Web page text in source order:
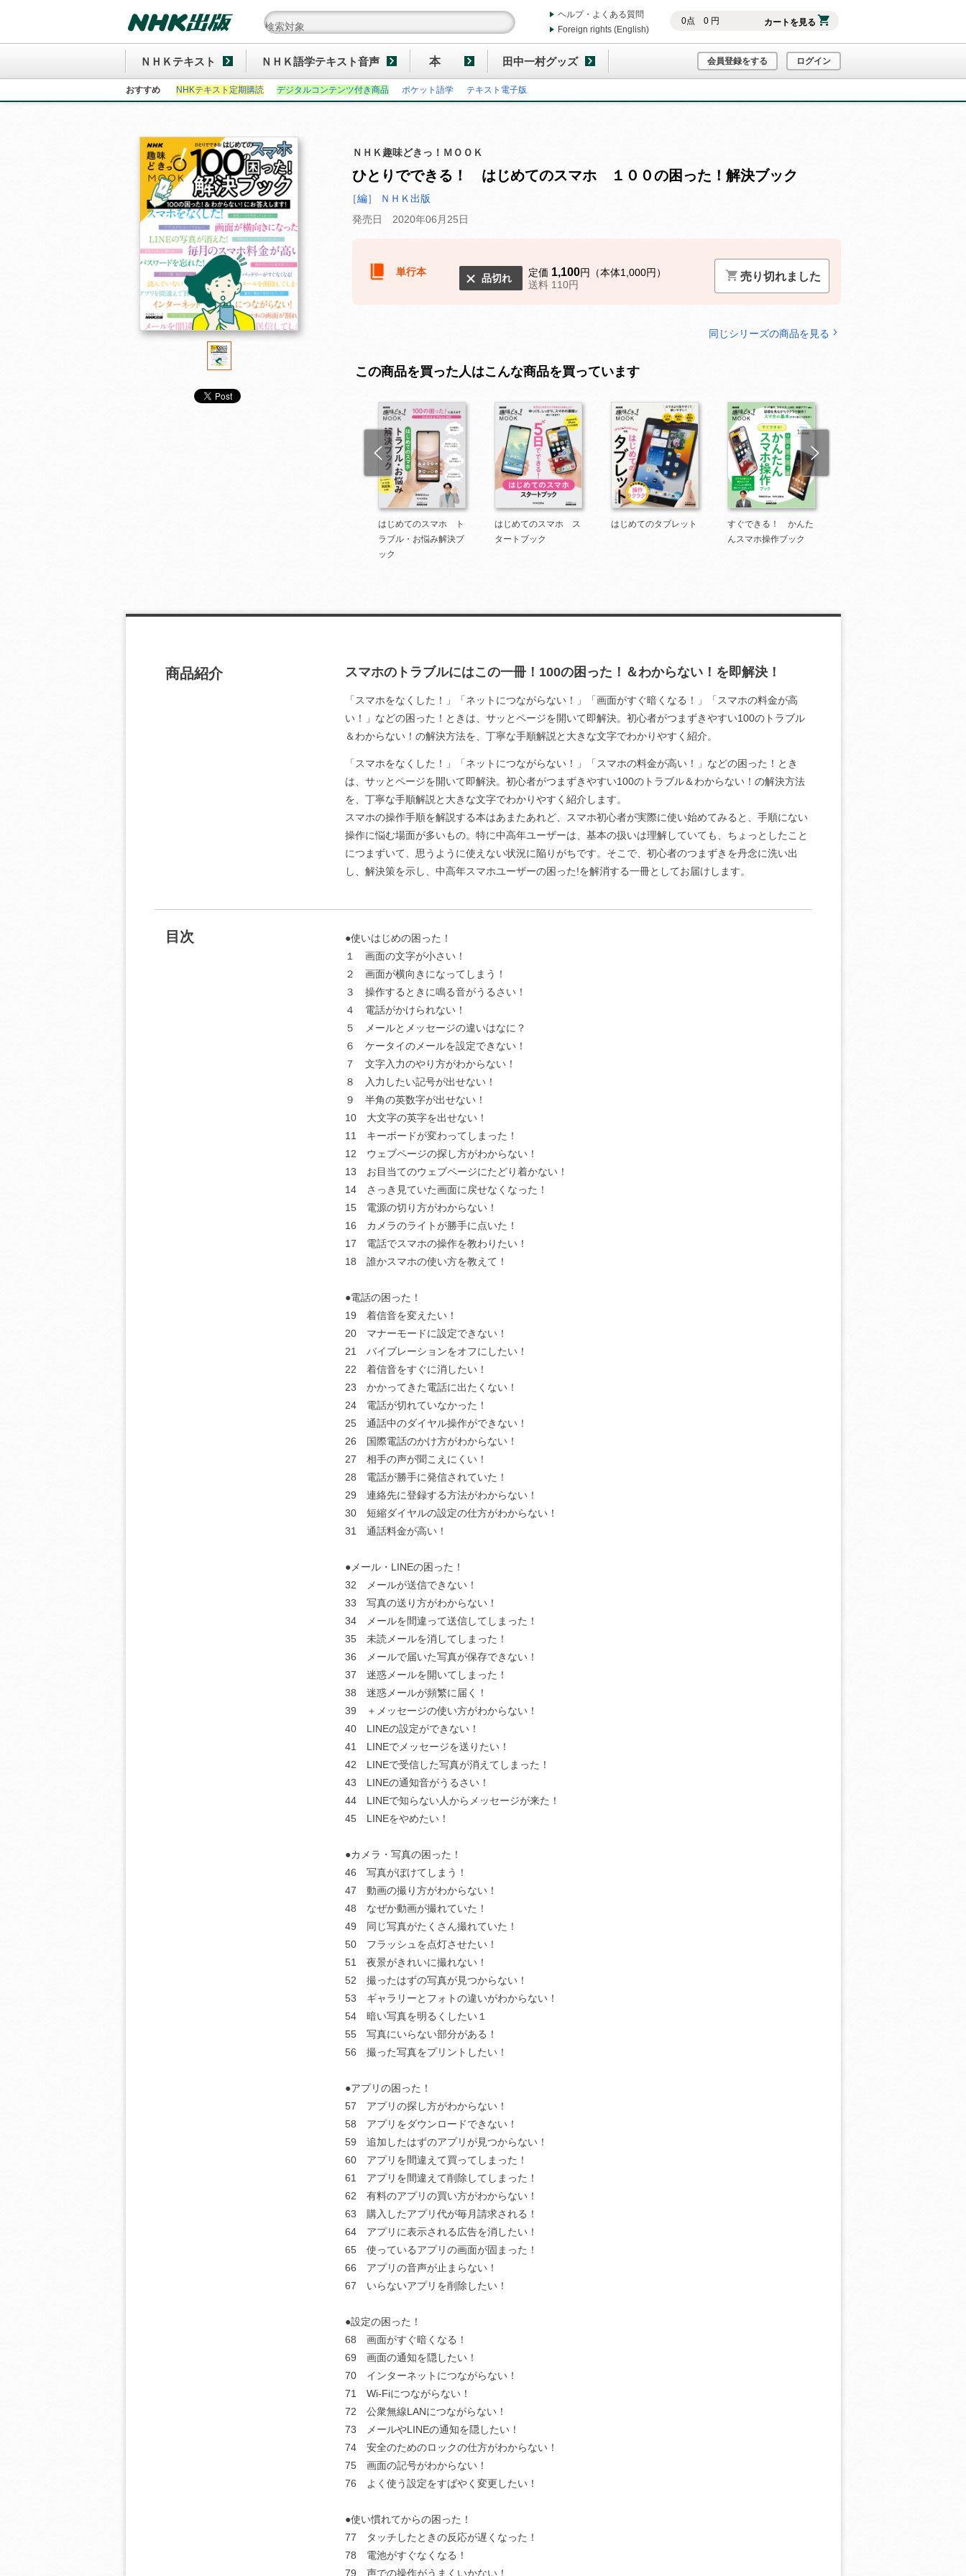
0点 0円 カートを見る
ヘルプ・よくある質問
Foreign rights (English)
ＮＨＫテキスト ＮＨＫ語学テキスト音声 本 田中一村グッズ 会員登録をする ログイン
おすすめ NHKテキスト定期購読 デジタルコンテンツ付き商品 ポケット語学 テキスト電子版
お支払いに進む
他にも商品を買う
ＮＨＫ趣味どきっ！ＭＯＯＫ
ひとりでできる！ はじめてのスマホ １００の困った！解決ブック
［編］ ＮＨＫ出版
発売日 2020年06月25日
単行本
品切れ 定価 1,100円（本体1,000円）
送料 110円
売り切れました
同じシリーズの商品を見る
この商品を買った人はこんな商品を買っています
はじめてのスマホ ト
ラブル・お悩み解決ブ
ック
はじめてのスマホ ス
タートブック
はじめてのタブレット
すぐできる！ かんた
んスマホ操作ブック
商品紹介 スマホのトラブルにはこの一冊！100の困った！＆わからない！を即解決！
「スマホをなくした！」「ネットにつながらない！」「画面がすぐ暗くなる！」「スマホの料金が高
い！」などの困った！ときは、サッとページを開いて即解決。初心者がつまずきやすい100のトラブル
＆わからない！の解決方法を、丁寧な手順解説と大きな文字でわかりやすく紹介。
「スマホをなくした！」「ネットにつながらない！」「スマホの料金が高い！」などの困った！とき
は、サッとページを開いて即解決。初心者がつまずきやすい100のトラブル＆わからない！の解決方法
を、丁寧な手順解説と大きな文字でわかりやすく紹介します。
スマホの操作手順を解説する本はあまたあれど、スマホ初心者が実際に使い始めてみると、手順にない
操作に悩む場面が多いもの。特に中高年ユーザーは、基本の扱いは理解していても、ちょっとしたこと
につまずいて、思うように使えない状況に陥りがちです。そこで、初心者のつまずきを丹念に洗い出
し、解決策を示し、中高年スマホユーザーの困った!を解消する一冊としてお届けします。
目次
●使いはじめの困った！
１ 画面の文字が小さい！
２ 画面が横向きになってしまう！
３ 操作するときに鳴る音がうるさい！
４ 電話がかけられない！
５ メールとメッセージの違いはなに？
６ ケータイのメールを設定できない！
７ 文字入力のやり方がわからない！
８ 入力したい記号が出せない！
９ 半角の英数字が出せない！
10 大文字の英字を出せない！
11 キーボードが変わってしまった！
12 ウェブページの探し方がわからない！
13 お目当てのウェブページにたどり着かない！
14 さっき見ていた画面に戻せなくなった！
15 電源の切り方がわからない！
16 カメラのライトが勝手に点いた！
17 電話でスマホの操作を教わりたい！
18 誰かスマホの使い方を教えて！
●電話の困った！
19 着信音を変えたい！
20 マナーモードに設定できない！
21 バイブレーションをオフにしたい！
22 着信音をすぐに消したい！
23 かかってきた電話に出たくない！
24 電話が切れていなかった！
25 通話中のダイヤル操作ができない！
26 国際電話のかけ方がわからない！
27 相手の声が聞こえにくい！
28 電話が勝手に発信されていた！
29 連絡先に登録する方法がわからない！
30 短縮ダイヤルの設定の仕方がわからない！
31 通話料金が高い！
●メール・LINEの困った！
32 メールが送信できない！
33 写真の送り方がわからない！
34 メールを間違って送信してしまった！
35 未読メールを消してしまった！
36 メールで届いた写真が保存できない！
37 迷惑メールを開いてしまった！
38 迷惑メールが頻繁に届く！
39 ＋メッセージの使い方がわからない！
40 LINEの設定ができない！
41 LINEでメッセージを送りたい！
42 LINEで受信した写真が消えてしまった！
43 LINEの通知音がうるさい！
44 LINEで知らない人からメッセージが来た！
45 LINEをやめたい！
●カメラ・写真の困った！
46 写真がぼけてしまう！
47 動画の撮り方がわからない！
48 なぜか動画が撮れていた！
49 同じ写真がたくさん撮れていた！
50 フラッシュを点灯させたい！
51 夜景がきれいに撮れない！
52 撮ったはずの写真が見つからない！
53 ギャラリーとフォトの違いがわからない！
54 暗い写真を明るくしたい１
55 写真にいらない部分がある！
56 撮った写真をプリントしたい！
●アプリの困った！
57 アプリの探し方がわからない！
58 アプリをダウンロードできない！
59 追加したはずのアプリが見つからない！
60 アプリを間違えて買ってしまった！
61 アプリを間違えて削除してしまった！
62 有料のアプリの買い方がわからない！
63 購入したアプリ代が毎月請求される！
64 アプリに表示される広告を消したい！
65 使っているアプリの画面が固まった！
66 アプリの音声が止まらない！
67 いらないアプリを削除したい！
●設定の困った！
68 画面がすぐ暗くなる！
69 画面の通知を隠したい！
70 インターネットにつながらない！
71 Wi-Fiにつながらない！
72 公衆無線LANにつながらない！
73 メールやLINEの通知を隠したい！
74 安全のためのロックの仕方がわからない！
75 画面の記号がわからない！
76 よく使う設定をすばやく変更したい！
●使い慣れてからの困った！
77 タッチしたときの反応が遅くなった！
78 電池がすぐなくなる！
79 声での操作がうまくいかない！